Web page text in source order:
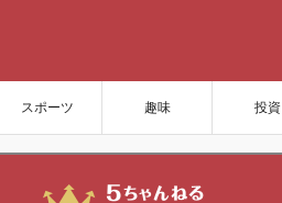
スポーツ 趣味 投資